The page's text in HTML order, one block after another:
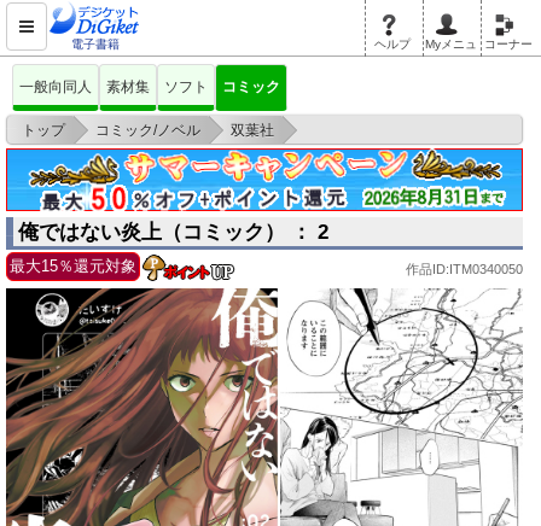
電子書籍 ヘルプ Myメニュ コーナー
一般向同人 素材集 ソフト コミック
トップ > コミック/ノベル > 双葉社
>
俺ではない炎上（コミック） ： 2
俺ではない炎上（コミック） ： 2
最大15％還元対象 作品ID:ITM0340050